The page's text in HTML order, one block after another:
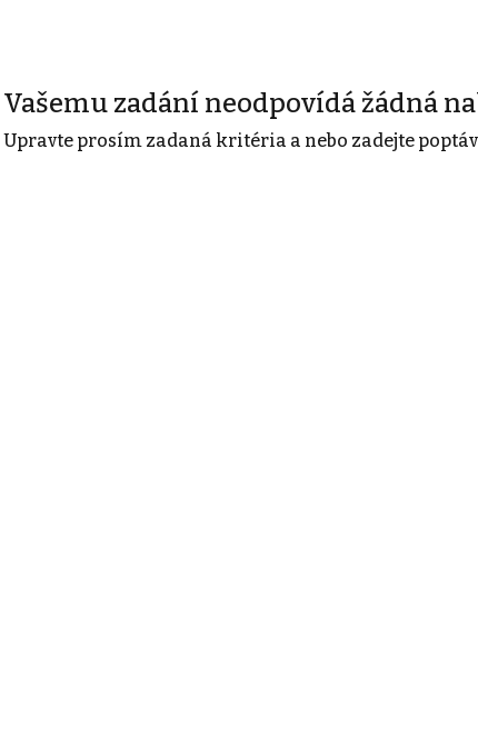
Vašemu zadání neodpovídá žádná
Upravte prosím zadaná kritéria a nebo zadejte